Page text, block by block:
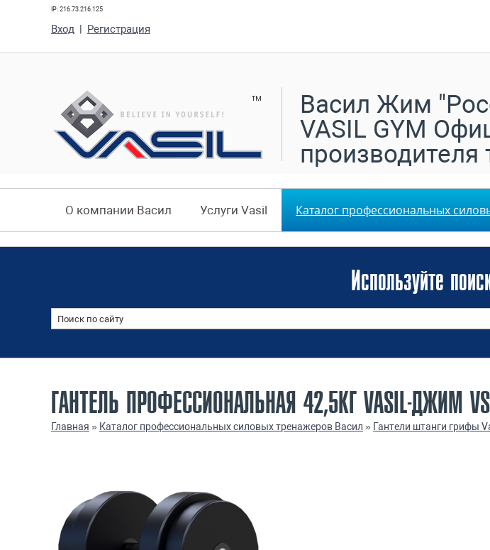
IP: 216.73.216.125
Вход | Регистрация
Васил Жим
VASIL GYM
О компании Васил Услуги Vasil Каталог профессиональных
Используйте
ГАНТЕЛЬ ПРОФЕССИОНАЛЬНАЯ 42,5КГ VASIL-ДЖИМ
Главная » Каталог профессиональных силовых тренажеров Васил » Гантели штанги грифы